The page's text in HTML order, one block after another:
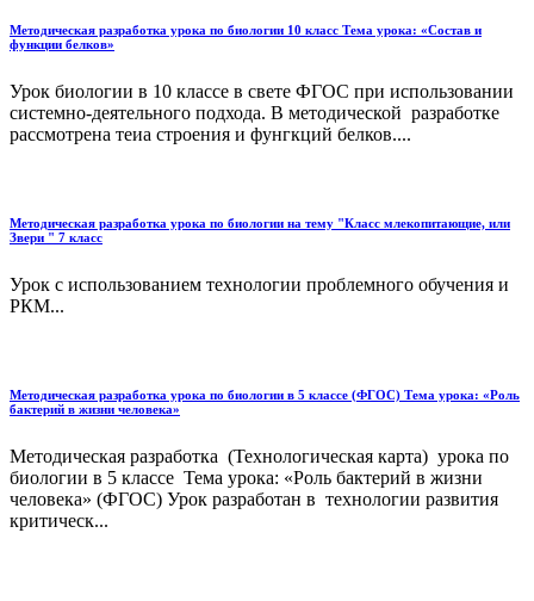
Методическая разработка урока по биологии 10 класс Тема урока: «Состав и
функции белков»
Урок биологии в 10 классе в свете ФГОС при использовании
системно-деятельного подхода. В методической разработке
рассмотрена теиа строения и фунгкций белков....
Методическая разработка урока по биологии на тему "Класс млекопитающие, или
Звери " 7 класс
Урок с использованием технологии проблемного обучения и
РКМ...
Методическая разработка урока по биологии в 5 классе (ФГОС) Тема урока: «Роль
бактерий в жизни человека»
Методическая разработка (Технологическая карта) урока по
биологии в 5 классе Тема урока: «Роль бактерий в жизни
человека» (ФГОС) Урок разработан в технологии развития
критическ...